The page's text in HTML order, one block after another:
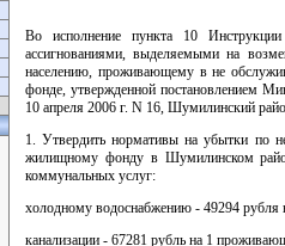
Во исполнение пункта 10
ассигнованиями, выделяемыми на
населению, проживающему в не
фонде, утвержденной постановлением
10 апреля 2006 г. N 16, Шумилинский
1. Утвердить нормативы на убытки по
жилищному фонду в Шумилинском
коммунальных услуг:
холодному водоснабжению - 49294
канализации - 67281 рубль на 1